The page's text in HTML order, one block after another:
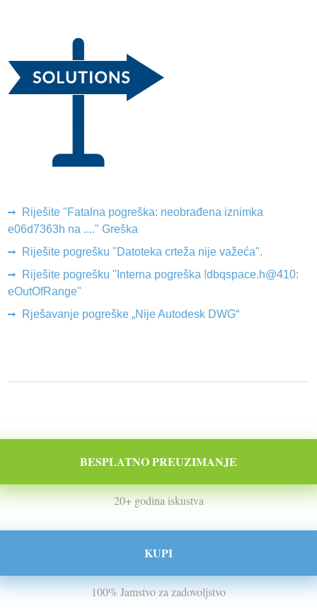
Riješite "Fatalna pogreška: neobrađena iznimka
e06d7363h na ...." Greška
Riješite pogrešku "Datoteka crteža nije važeća".
Riješite pogrešku "Interna pogreška !dbqspace.h@410:
eOutOfRange"
Rješavanje pogreške „Nije Autodesk DWG“
BESPLATNO PREUZIMANJE
20+ godina iskustva
KUPI
100% Jamstvo za zadovoljstvo